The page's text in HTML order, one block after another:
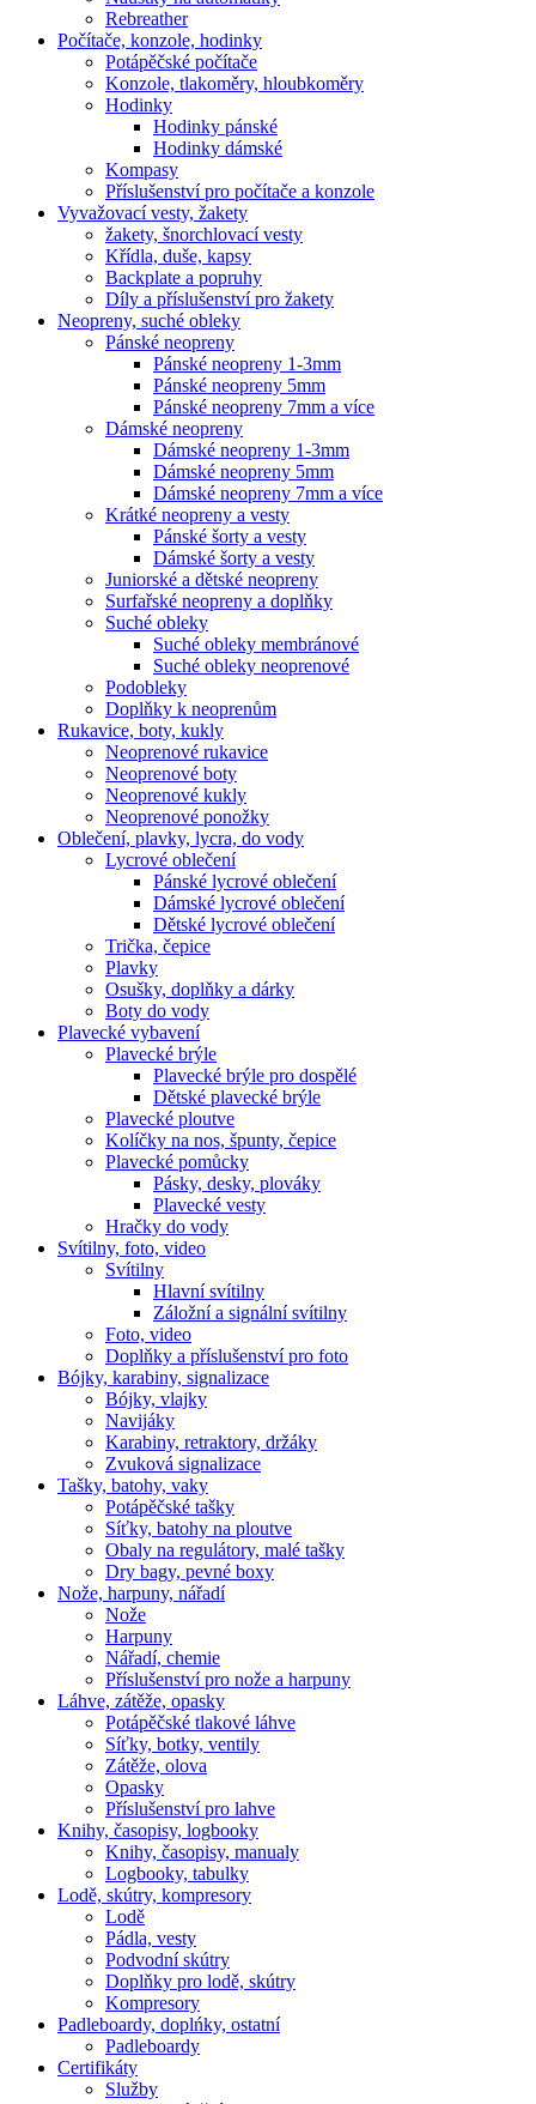
Rebreather
Počítače, konzole, hodinky
Potápěčské počítače
Konzole, tlakoměry, hloubkoměry
Hodinky
Hodinky pánské
Hodinky dámské
Kompasy
Příslušenství pro počítače a konzole
Vyvažovací vesty, žakety
žakety, šnorchlovací vesty
Křídla, duše, kapsy
Backplate a popruhy
Díly a příslušenství pro žakety
Neopreny, suché obleky
Pánské neopreny
Pánské neopreny 1-3mm
Pánské neopreny 5mm
Pánské neopreny 7mm a více
Dámské neopreny
Dámské neopreny 1-3mm
Dámské neopreny 5mm
Dámské neopreny 7mm a více
Krátké neopreny a vesty
Pánské šorty a vesty
Dámské šorty a vesty
Juniorské a dětské neopreny
Surfařské neopreny a doplňky
Suché obleky
Suché obleky membránové
Suché obleky neoprenové
Podobleky
Doplňky k neoprenům
Rukavice, boty, kukly
Neoprenové rukavice
Neoprenové boty
Neoprenové kukly
Neoprenové ponožky
Oblečení, plavky, lycra, do vody
Lycrové oblečení
Pánské lycrové oblečení
Dámské lycrové oblečení
Dětské lycrové oblečení
Trička, čepice
Plavky
Osušky, doplňky a dárky
Boty do vody
Plavecké vybavení
Plavecké brýle
Plavecké brýle pro dospělé
Dětské plavecké brýle
Plavecké ploutve
Kolíčky na nos, špunty, čepice
Plavecké pomůcky
Pásky, desky, plováky
Plavecké vesty
Hračky do vody
Svítilny, foto, video
Svítilny
Hlavní svítilny
Záložní a signální svítilny
Foto, video
Doplňky a příslušenství pro foto
Bójky, karabiny, signalizace
Bójky, vlajky
Navijáky
Karabiny, retraktory, držáky
Zvuková signalizace
Tašky, batohy, vaky
Potápěčské tašky
Síťky, batohy na ploutve
Obaly na regulátory, malé tašky
Dry bagy, pevné boxy
Nože, harpuny, nářadí
Nože
Harpuny
Nářadí, chemie
Příslušenství pro nože a harpuny
Láhve, zátěže, opasky
Potápěčské tlakové láhve
Síťky, botky, ventily
Zátěže, olova
Opasky
Příslušenství pro lahve
Knihy, časopisy, logbooky
Knihy, časopisy, manualy
Logbooky, tabulky
Lodě, skútry, kompresory
Lodě
Pádla, vesty
Podvodní skútry
Doplňky pro lodě, skútry
Kompresory
Padleboardy, doplńky, ostatní
Padleboardy
Certifikáty
Služby